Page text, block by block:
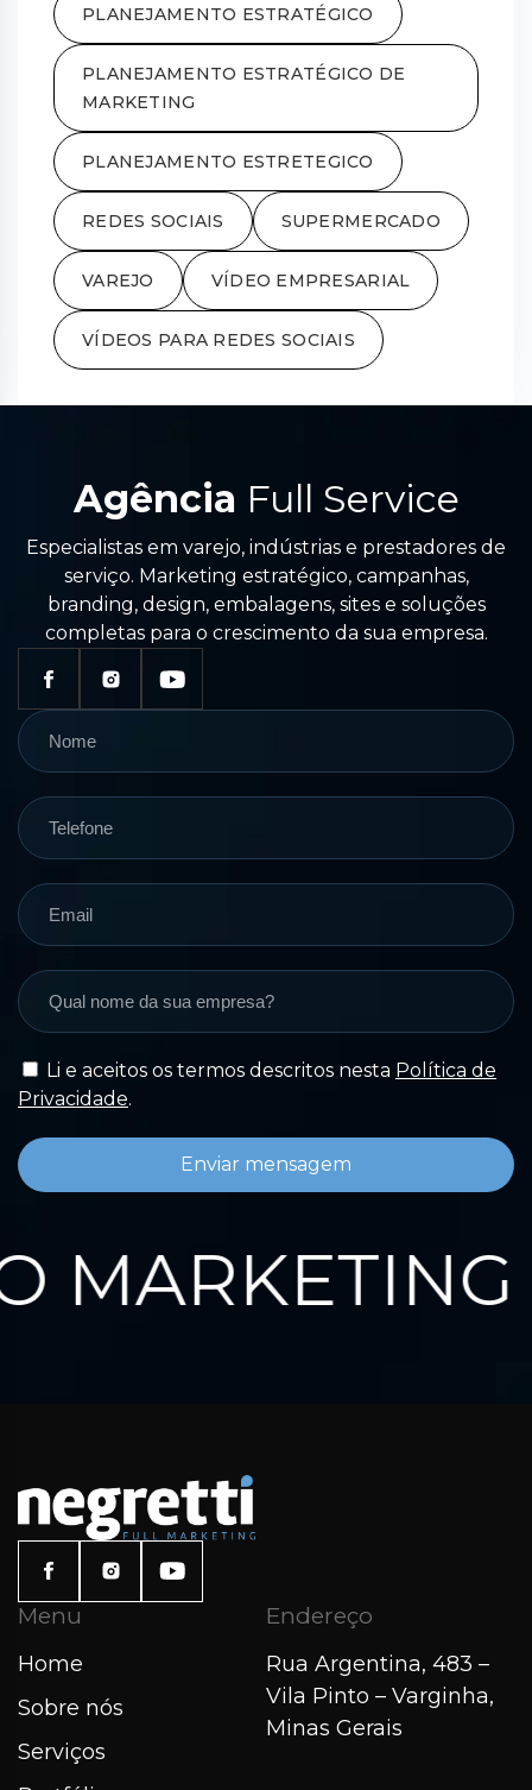
PLANEJAMENTO ESTRATÉGICO
PLANEJAMENTO ESTRATÉGICO DE
MARKETING
PLANEJAMENTO ESTRETEGICO
REDES SOCIAIS SUPERMERCADO
VAREJO VÍDEO EMPRESARIAL
VÍDEOS PARA REDES SOCIAIS
Agência Full Service
Especialistas em varejo, indústrias e prestadores de
serviço. Marketing estratégico, campanhas,
branding, design, embalagens, sites e soluções
completas para o crescimento da sua empresa.
Li e aceitos os termos descritos nesta Política de
Privacidade.
Enviar mensagem
MARKETING
Menu
Home
Sobre nós
Serviços
Endereço
Rua Argentina, 483 –
Vila Pinto – Varginha,
Minas Gerais